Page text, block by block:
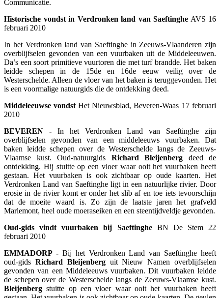
Communicatie.
Historische vondst in Verdronken land van Saeftinghe AVS 16
februari 2010
In het Verdronken land van Saeftinghe in Zeeuws-Vlaanderen zijn
overblijfselen gevonden van een vuurbaken uit de Middeleeuwen.
Da’s een soort primitieve vuurtoren die met turf brandde. Het baken
leidde schepen in de 15de en 16de eeuw veilig over de
Westerschelde. Alleen de vloer van het baken is teruggevonden. Het
is een voormalige natuurgids die de ontdekking deed.
Middeleeuwse vondst Het Nieuwsblad, Beveren-Waas 17 februari
2010
BEVEREN -In het Verdronken Land van Saeftinghe zijn
overblijfselen gevonden van een middeleeuws vuurbaken. Dat
baken leidde schepen over de Westerschelde langs de Zeeuws-
Vlaamse kust. Oud-natuurgids Richard Bleijenberg deed de
ontdekking. Hij stuitte op een vloer waar ooit het vuurbaken heeft
gestaan. Het vuurbaken is ook zichtbaar op oude kaarten. Het
Verdronken Land van Saeftinghe ligt in een natuurlijke rivier. Door
erosie in de rivier komt er onder het slib af en toe iets tevoorschijn
dat de moeite waard is. Zo zijn de laatste jaren het grafveld
Marlemont, heel oude moeraseiken en een steentijdveldje gevonden.
Oud-gids vindt vuurbaken bij SaeftingheBN De Stem 22
februari 2010
EMMADORP -Bij het Verdronken Land van Saeftinghe heeft
oud-gids Richard Bleijenberguit Nieuw Namen overblijfselen
gevonden van een Middeleeuws vuurbaken. Dit vuurbaken leidde
de schepen over de Westerschelde langs de Zeeuws-Vlaamse kust.
Bleijenberg stuitte op een vloer waar ooit het vuurbaken heeft